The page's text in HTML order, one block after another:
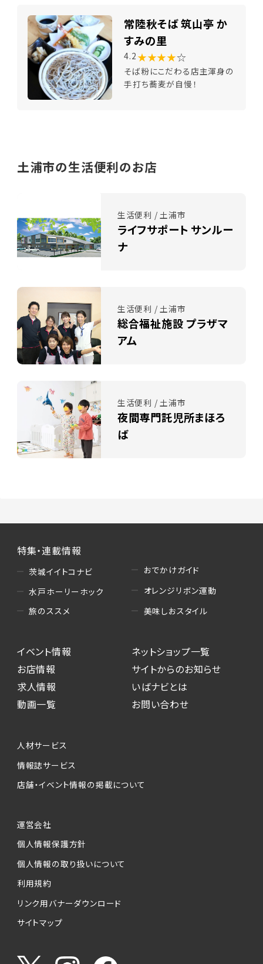
常陸秋そば 筑山亭 か
すみの里
4.2 ★★★★☆
そば粉にこだわる店主渾身の
手打ち蕎麦が自慢！
土浦市の生活便利のお店
生活便利 / 土浦市
ライフサポート サンルー
ナ
生活便利 / 土浦市
総合福祉施設 プラザマ
アム
生活便利 / 土浦市
夜間専門託児所まほろ
ば
特集・連載情報
茨城イイトコナビ
水戸ホーリーホック
旅のススメ
おでかけガイド
オレンジリボン運動
美味しおスタイル
イベント情報
お店情報
求人情報
動画一覧
ネットショップ一覧
サイトからのお知らせ
いばナビとは
お問い合わせ
人材サービス
情報誌サービス
店舗・イベント情報の掲載について
運営会社
個人情報保護方針
個人情報の取り扱いについて
利用規約
リンク用バナーダウンロード
サイトマップ